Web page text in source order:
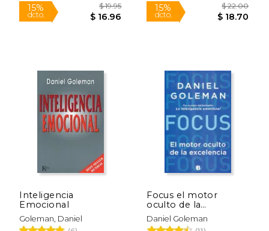
Inteligencia
Emocional
Goleman, Daniel
Focus el motor
oculto de la
excelencia
Daniel Goleman